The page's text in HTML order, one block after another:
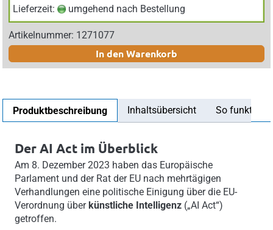
Lieferzeit:
umgehend nach Bestellung
Artikelnummer: 1271077
In den Warenkorb
Produktbeschreibung Inhaltsübersicht So
Der AI Act im Überblick
Am 8. Dezember 2023 haben das Europäische
Parlament und der Rat der EU nach mehrtägigen
Verhandlungen eine politische Einigung über die EU-
Verordnung überkünstliche Intelligenz(„AI Act“)
getroffen.